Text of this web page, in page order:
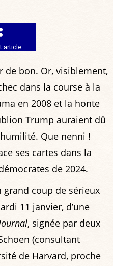
article
de bon. Or, visiblement,
dans la course à la
en 2008 et la honte
Trump auraient dû
Que nenni !
ses cartes dans la
de 2024.
coup de sérieux
11 janvier, d’une
, signée par deux
(consultant
de Harvard, proche